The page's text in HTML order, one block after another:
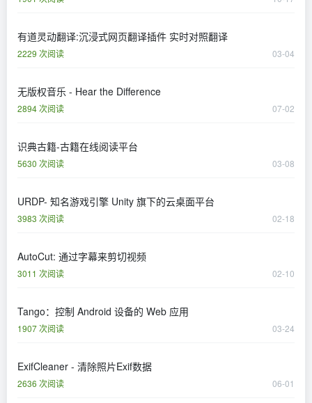
有道灵动翻译:沉浸式网页翻译插件 实时对照翻译
2229 次阅读 03-04
无版权音乐 - Hear the Difference
2894 次阅读 07-02
识典古籍-古籍在线阅读平台
5630 次阅读 03-08
URDP- 知名游戏引擎 Unity 旗下的云桌面平台
3983 次阅读 02-18
AutoCut: 通过字幕来剪切视频
3011 次阅读 02-10
Tango：控制 Android 设备的 Web 应用
1907 次阅读 03-24
ExifCleaner - 清除照片Exif数据
2636 次阅读 06-01